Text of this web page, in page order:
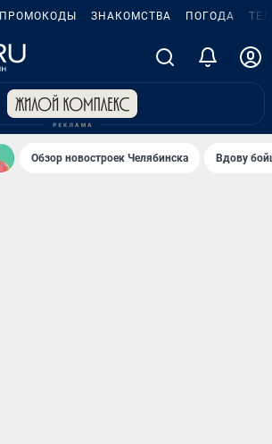
ПРОМОКОДЫ ЗНАКОМСТВА ПОГОДА
Обзор новостроек Челябинска Вдову